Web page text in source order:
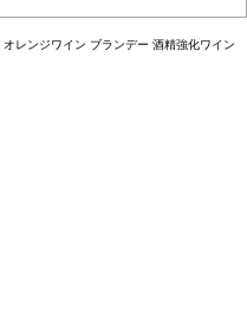
オレンジワイン ブランデー 酒精強化ワイン